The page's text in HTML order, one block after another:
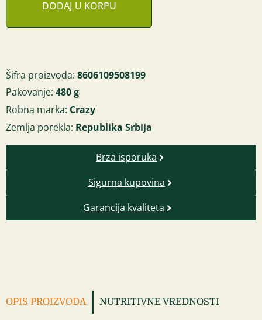
DODAJ U KORPU
Šifra proizvoda: 8606109508199
Pakovanje: 480 g
Robna marka: Crazy
Zemlja porekla: Republika Srbija
Brza isporuka
Sigurna kupovina
Garancija kvaliteta
OPIS PROIZVODA NUTRITIVNE VREDNOSTI